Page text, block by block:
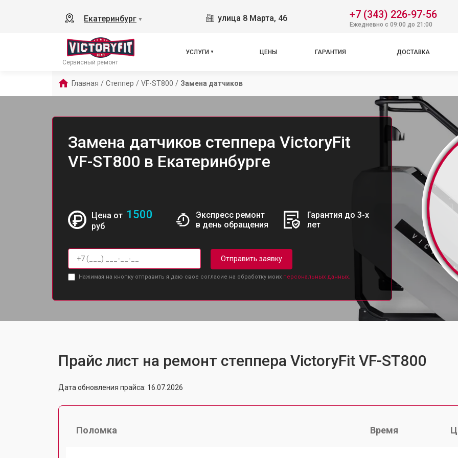
Екатеринбург ▼ улица 8 Марта, 46 +7 (343) 226-97-56
Ежедневно с 09:00 до 21:00
Сервисный ремонт
УСЛУГИ ЦЕНЫ ГАРАНТИЯ ДОСТАВКА
Главная / Степпер / VF-ST800 / Замена датчиков
Замена датчиков степпера VictoryFit
VF-ST800 в Екатеринбурге
Цена от 1500
руб
Экспресс ремонт
в день обращения
Гарантия до 3-х
лет
Отправить заявку
Нажимая на кнопку отправить я даю свое согласие на обработку моих персональных данных.
Прайс лист на ремонт степпера VictoryFit VF-ST800
Дата обновления прайса: 16.07.2026
Поломка Время